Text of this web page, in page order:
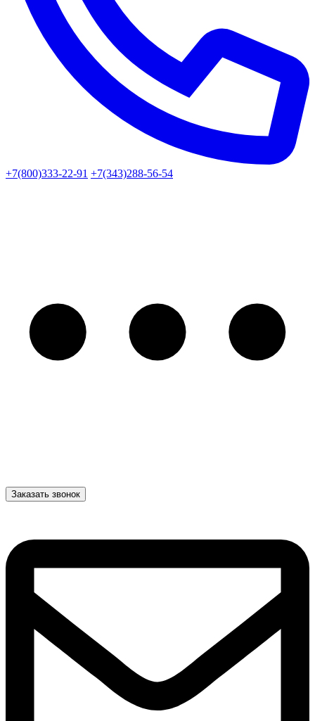
+7(800)333-22-91 +7(343)288-56-54
Заказать звонок